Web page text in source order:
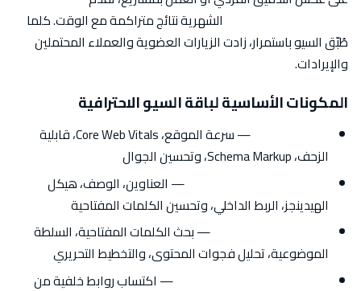
الشهرية نتائج متراكمة مع الوقت. كلما
طُبّق السيو باستمرار، زادت الزيارات العضوية والعملاء المحتملين
والإيرادات.
المكونات الأساسية لباقة السيو الاحترافية
— سرعة الموقع، Core Web Vitals، قابلية
الزحف، Schema Markup، وتحسين الجوال
— العناوين، الوصف، هيكل
الهيدينجز، الربط الداخلي، وتحسين الكلمات المفتاحية
— بحث الكلمات المفتاحية، السلطة
الموضوعية، تحليل فجوات المحتوى، والتخطيط التحريري
— اكتساب روابط خلفية من